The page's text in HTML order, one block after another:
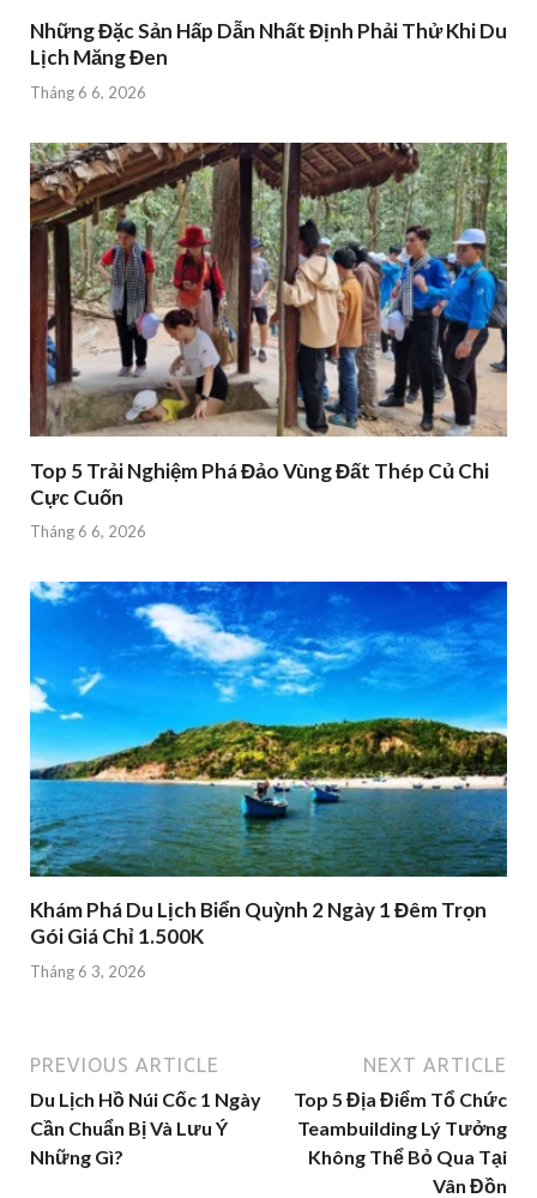
Những Đặc Sản Hấp Dẫn Nhất Định Phải Thử Khi Du
Lịch Măng Đen
Tháng 6 6, 2026
Top 5 Trải Nghiệm Phá Đảo Vùng Đất Thép Củ Chi
Cực Cuốn
Tháng 6 6, 2026
Khám Phá Du Lịch Biển Quỳnh 2 Ngày 1 Đêm Trọn
Gói Giá Chỉ 1.500K
Tháng 6 3, 2026
PREVIOUS ARTICLE
Du Lịch Hồ Núi Cốc 1 Ngày
Cần Chuẩn Bị Và Lưu Ý
Những Gì?
NEXT ARTICLE
Top 5 Địa Điểm Tổ Chức
Teambuilding Lý Tưởng
Không Thể Bỏ Qua Tại
Vân Đồn